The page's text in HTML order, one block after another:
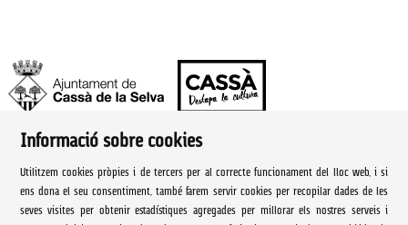
Rambla Onze de Setembre, 107
Informació sobre cookies
Utilitzem cookies pròpies i de tercers per al correcte funcionament del lloc web, i si
ens dona el seu consentiment, també farem servir cookies per recopilar dades de les
seves visites per obtenir estadístiques agregades per millorar els nostres serveis i